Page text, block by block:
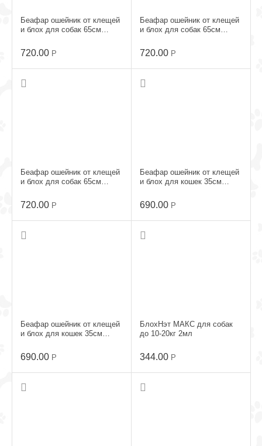
Беафар ошейник от клещей
и блох для собак 65см
720.00 Р
Беафар ошейник от клещей
и блох для собак 65см
720.00 Р
Беафар ошейник от клещей
и блох для собак 65см
720.00 Р
Беафар ошейник от клещей
и блох для кошек 35см
690.00 Р
Беафар ошейник от клещей
и блох для кошек 35см
690.00 Р
БлохНэт МАКС для собак
до 10-20кг 2мл
344.00 Р